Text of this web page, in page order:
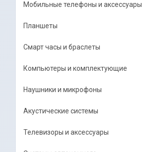
Мобильные телефоны и аксессуары
Планшеты
Смарт часы и браслеты
Компьютеры и комплектующие
Наушники и микрофоны
Акустические системы
Телевизоры и аксессуары